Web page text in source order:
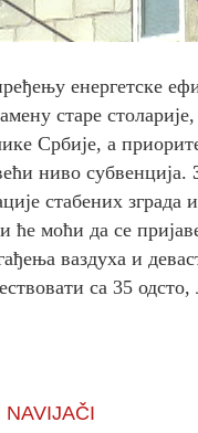
енергетске
старе
Србије, а
ниво субвенција.
стабених
ће моћи да се
ваздуха и
са 35
NAVIJAČI